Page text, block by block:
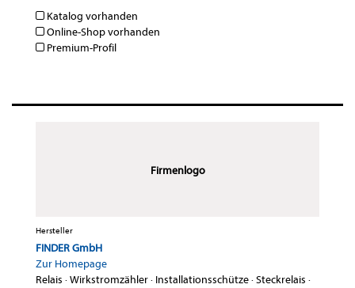
Katalog vorhanden
Online-Shop vorhanden
Premium-Profil
Firmenlogo
Hersteller
FINDER GmbH
Zur Homepage
Relais ·Wirkstromzähler· Installationsschütze·Steckrelais ·